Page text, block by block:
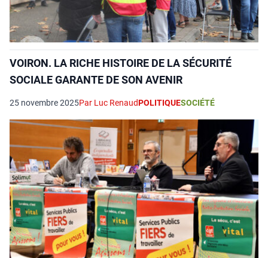
VOIRON. LA RICHE HISTOIRE DE LA SÉCURITÉ
SOCIALE GARANTE DE SON AVENIR
25 novembre 2025Par Luc RenaudPOLITIQUESOCIÉTÉ